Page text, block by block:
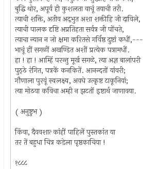
बुद्धि थोर, अपूर्व ही कुशलता वाचूं तयाची तरी.
त्याची शक्ति, अतीव अद्‍भुत अशा शक्तीहि जी दाविले,
त्याची पालक दृष्टि अप्रतिहता सर्वत्र जी पोंचते,
त्याचा न्यान न जो क्षमा करितसे गर्विष्ठ दुष्टां कधीं,---
भाचूं हीं सगळीं अखण्डित अशीं प्रत्येक पत्रामधीं.
हा ! हा ! आम्हिं परन्तु मूर्ख सगळे, त्या अज्ञ बालांपरी
पुठ्‍ठे रंगित, पत्रकें कनकितें. आनन्दतों यांवरी;
गौणाला पुरवूं स्वलक्ष्य, अवघे उत्कृष्ट टाकूनियां;
त्या मोठया कविचा अम्ही न झटतों इष्टार्थ जाणावया.
( अनुष्टुभ )
किंवा, दैववशात्‍ कांहीं पाहिलें पुस्तकांत या
तर तें बहुधा चित्र कडेला पृष्ठकाचिया !
१८८८